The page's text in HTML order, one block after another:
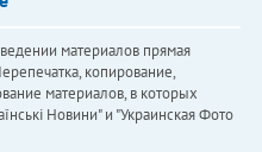
материалов прямая
копирование,
материалов, в которых
Новини" и "Украинская Фото